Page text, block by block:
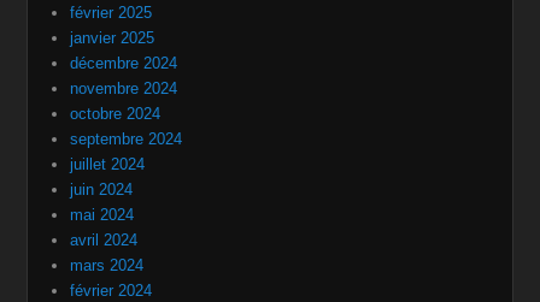
février 2025
janvier 2025
décembre 2024
novembre 2024
octobre 2024
septembre 2024
juillet 2024
juin 2024
mai 2024
avril 2024
mars 2024
février 2024